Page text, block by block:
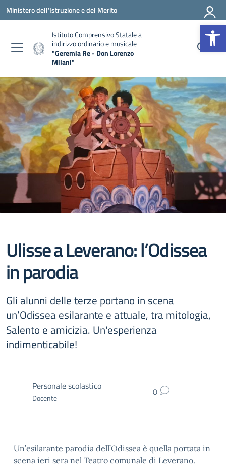
Vai ai contenuti
Vai al menu di navigazione
Vai al footer
Ministero dell'Istruzione e del Merito
Istituto Comprensivo Statale a
indirizzo ordinario e musicale
"Geremia Re - Don Lorenzo
Milani"
Ulisse a Leverano: l’Odissea
in parodia
Gli alunni delle terze portano in scena
un’Odissea esilarante e attuale, tra mitologia,
Salento e amicizia. Un'esperienza
indimenticabile!
Personale scolastico
Docente 0
Un’esilarante parodia dell’Odissea è quella portata in
scena ieri sera nel Teatro comunale di Leverano.